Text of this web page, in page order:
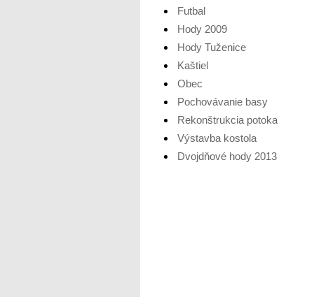
Futbal
Hody 2009
Hody Tuženice
Kaštiel
Obec
Pochovávanie basy
Rekonštrukcia potoka
Výstavba kostola
Dvojdňové hody 2013